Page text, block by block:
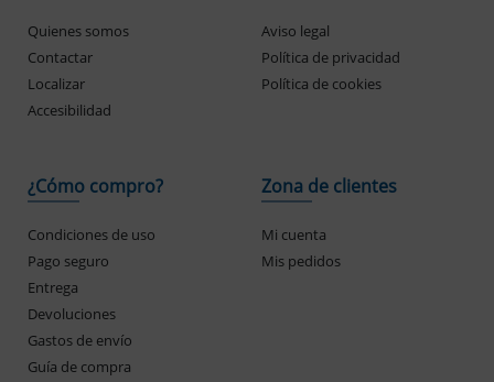
Quienes somos
Contactar
Localizar
Accesibilidad
Aviso legal
Política de privacidad
Política de cookies
¿Cómo compro?
Condiciones de uso
Pago seguro
Entrega
Devoluciones
Gastos de envío
Guía de compra
Zona de clientes
Mi cuenta
Mis pedidos